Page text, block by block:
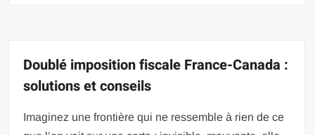
Doublé imposition fiscale France-Canada :
solutions et conseils
Imaginez une frontière qui ne ressemble à rien de ce